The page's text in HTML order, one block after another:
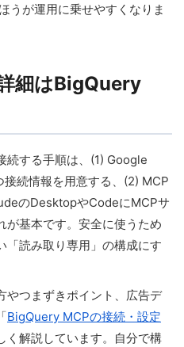
うが運用に乗せやすくなりま
細はBigQuery
する手順は、(1) Google
続情報を用意する、(2) MCP
のDesktopやCodeにMCPサ
が基本です。安全に使うため
「読み取り専用」の構成にす
やつまずきポイント、広告デ
BigQuery MCPの接続・設定
く解説しています。自分で構